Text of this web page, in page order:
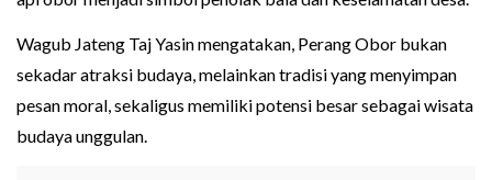
Wagub Jateng Taj Yasin mengatakan, Perang Obor bukan
sekadar atraksi budaya, melainkan tradisi yang menyimpan
pesan moral, sekaligus memiliki potensi besar sebagai wisata
budaya unggulan.